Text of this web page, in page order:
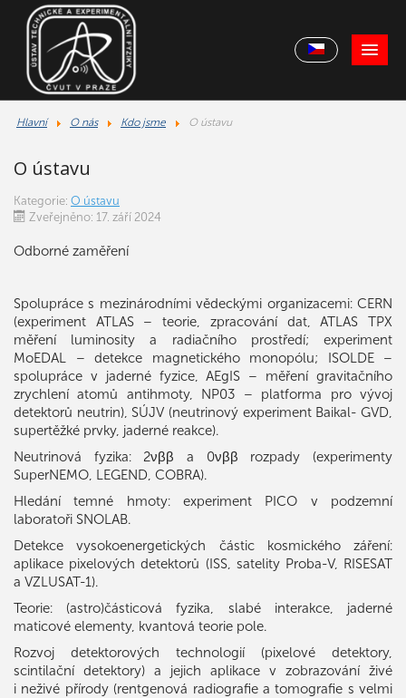
Hlavní O nás Kdo jsme O ústavu
O ústavu
Kategorie: O ústavu
Zveřejněno: 17. září 2024
Odborné zaměření
Spolupráce s mezinárodními vědeckými organizacemi: CERN
(experiment ATLAS – teorie, zpracování dat, ATLAS TPX
měření luminosity a radiačního prostředí; experiment
MoEDAL – detekce magnetického monopólu; ISOLDE –
spolupráce v jaderné fyzice, AEgIS – měření gravitačního
zrychlení atomů antihmoty, NP03 – platforma pro vývoj
detektorů neutrin), SÚJV (neutrinový experiment Baikal- GVD,
supertěžké prvky, jaderné reakce).
Neutrinová fyzika: 2νββ a 0νββ rozpady (experimenty
SuperNEMO, LEGEND, COBRA).
Hledání temné hmoty: experiment PICO v podzemní
laboratoři SNOLAB.
Detekce vysokoenergetických částic kosmického záření:
aplikace pixelových detektorů (ISS, satelity Proba-V, RISESAT
a VZLUSAT-1).
Teorie: (astro)částicová fyzika, slabé interakce, jaderné
maticové elementy, kvantová teorie pole.
Rozvoj detektorových technologií (pixelové detektory,
scintilační detektory) a jejich aplikace v zobrazování živé
i neživé přírody (rentgenová radiografie a tomografie s velmi